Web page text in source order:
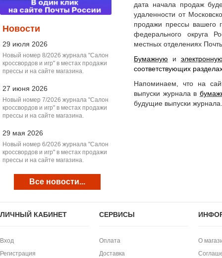
Новости
29 июля 2026
Новый номер 8/2026 журнала "Салон
кроссвордов и игр" в местах продажи
прессы и на сайте магазина.
27 июня 2026
Новый номер 7/2026 журнала "Салон
кроссвордов и игр" в местах продажи
прессы и на сайте магазина.
29 мая 2026
Новый номер 6/2026 журнала "Салон
кроссвордов и игр" в местах продажи
прессы и на сайте магазина.
Все новости...
дата начала продаж
удаленности от
продажи прессы вашего
федерального округа
местных отделениях
Бумажную и
соответствующих
Напоминаем, что на
выпуски журнала в
будущие выпуски журнала.
ЛИЧНЫЙ КАБИНЕТ
Вход
Регистрация
СЕРВИСЫ
Оплата
Доставка
О